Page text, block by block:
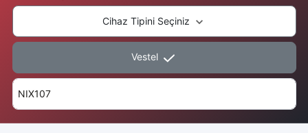
Cihaz Tipini Seçiniz
Vestel